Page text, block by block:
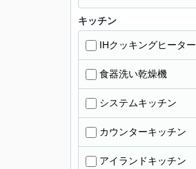
キッチン
IHクッキングヒーター
食器洗い乾燥機
システムキッチン
カウンターキッチン
アイランドキッチン